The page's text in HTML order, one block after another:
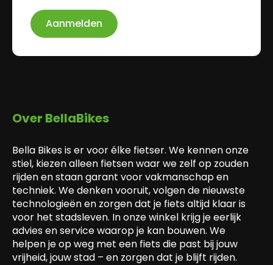
Aanmelden
Over BellaBikes
Bella Bikes is er voor élke fietser. We kennen onze
stiel, kiezen alleen fietsen waar we zelf op zouden
rijden en staan garant voor vakmanschap en
techniek. We denken vooruit, volgen de nieuwste
technologieën en zorgen dat je fiets altijd klaar is
voor het stadsleven. In onze winkel krijg je eerlijk
advies en service waarop je kan bouwen. We
helpen je op weg met een fiets die past bij jouw
vrijheid, jouw stad – en zorgen dat je blijft rijden.